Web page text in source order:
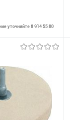
уточняйте 8 914 55 80